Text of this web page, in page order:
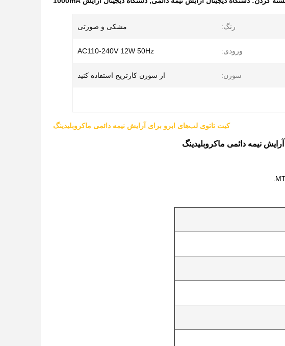
رنگ: مشکی و صورتی
ورودی: AC110-240V 12W 50Hz
سوزن: از سوزن کارتریج استفاده کنید
کیت تاتوی لب‌های ابرو برای آرایش نیمه دائمی ماکروبلیدینگ
نیمه دائمی ماکروبلیدینگ